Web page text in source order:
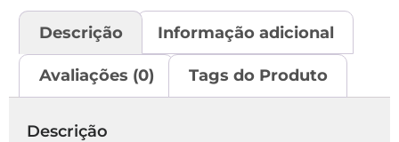
Descrição Informação adicional
Avaliações (0) Tags do Produto
Descrição